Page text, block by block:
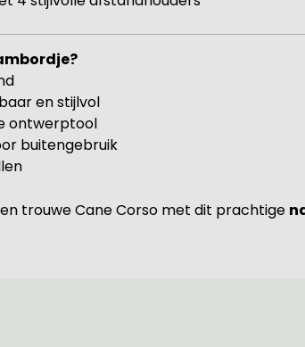
en stijlvol
ontwerptool
buitengebruik
trouwe Cane Corso met dit prachtige